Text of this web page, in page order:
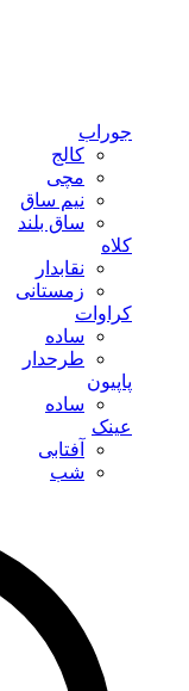
جوراب
کالج
مچی
نیم ساق
ساق بلند
کلاه
نقابدار
زمستانی
کراوات
ساده
طرحدار
پاپیون
ساده
عینک
آفتابی
شب